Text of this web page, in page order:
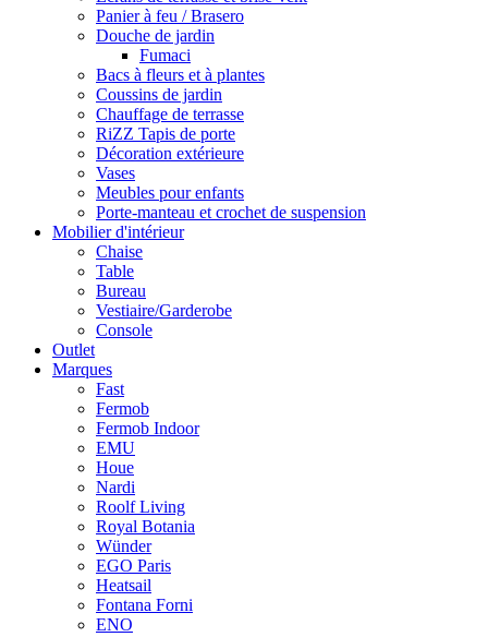
Panier à feu / Brasero
Douche de jardin
Fumaci
Bacs à fleurs et à plantes
Coussins de jardin
Chauffage de terrasse
RiZZ Tapis de porte
Décoration extérieure
Vases
Meubles pour enfants
Porte-manteau et crochet de suspension
Mobilier d'intérieur
Chaise
Table
Bureau
Vestiaire/Garderobe
Console
Outlet
Marques
Fast
Fermob
Fermob Indoor
EMU
Houe
Nardi
Roolf Living
Royal Botania
Wünder
EGO Paris
Heatsail
Fontana Forni
ENO